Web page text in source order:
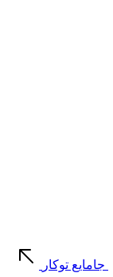
جامایع توکار